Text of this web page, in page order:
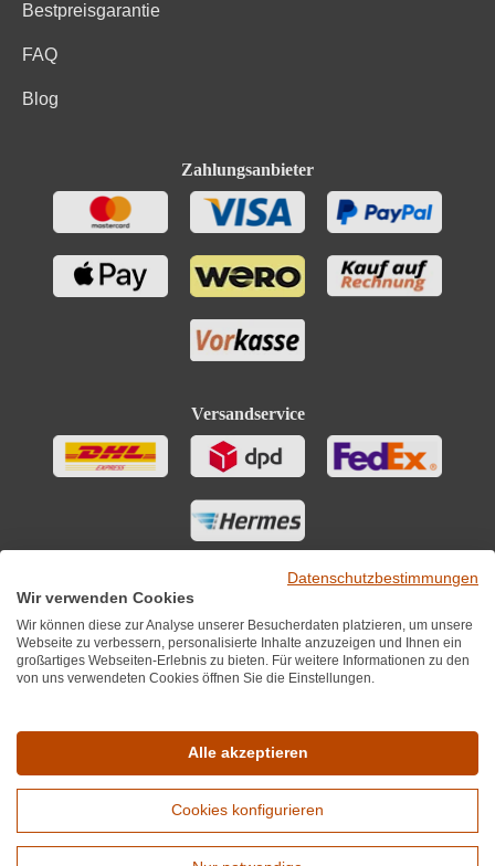
Bestpreisgarantie
FAQ
Blog
Zahlungsanbieter
Versandservice
*Alle Preise inkl. MwST zzgl. 5,90€ Versandkosten je Winzer.
Datenschutzbestimmungen
Wir verwenden Cookies
Wir können diese zur Analyse unserer Besucherdaten platzieren, um unsere
Webseite zu verbessern, personalisierte Inhalte anzuzeigen und Ihnen ein
großartiges Webseiten-Erlebnis zu bieten. Für weitere Informationen zu den
von uns verwendeten Cookies öffnen Sie die Einstellungen.
Alle akzeptieren
Cookies konfigurieren